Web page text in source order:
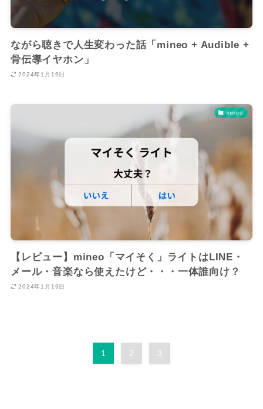
ながら聴きで人生変わった話「mineo + Audible +
骨伝導イヤホン」
2024年1月19日
mineo
【レビュー】mineo「マイそく」ライトはLINE・
メール・音楽なら使えたけど・・・一体誰向け？
2024年1月19日
1 2 3